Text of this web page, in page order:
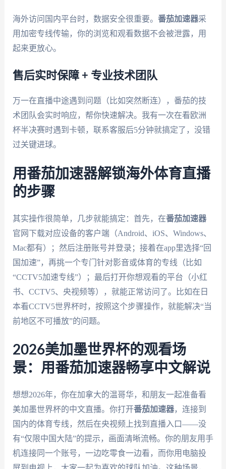
海外访问国内平台时，数据安全很重要。 番茄加速器采
用加密专线传输，你的浏览和观看数据不会被泄露，用
起来更放心。
售后实时保障 + 专业技术团队
万一在直播中途遇到问题（比如突然断连），番茄的技
术团队会实时响应，帮你快速解决。我有一次在看欧洲
杯半决赛时遇到卡顿，联系客服后5分钟就搞定了，没错
过关键进球。
用番茄加速器解锁海外体育直播
的步骤
其实操作很简单，几步就能搞定：首先，在番茄加速器
官网下载对应设备的客户端（Android、iOS、Windows、
Mac都有）；然后注册账号并登录；接着在app里选择“回
国加速”，再挑一个专门针对影音或体育的专线（比如
“CCTV5加速专线”）；最后打开你想观看的平台（小红
书、CCTV5、央视频等），就能正常访问了。比如在日
本看CCTV5世界杯时，按照这个步骤操作，就能解决“当
前地区不可播放”的问题。
2026美加墨世界杯的观看场
景：用番茄加速器畅享中文解说
想想2026年，你在加拿大的温哥华，和朋友一起准备看
美加墨世界杯的中文直播。你打开番茄加速器，连接到
国内的体育专线，然后在央视频上找到直播入口——没
有“仅限中国大陆”的提示，画面清晰流畅。你的朋友用手
机连接同一个账号，一边吃零食一边看，而你用电脑投